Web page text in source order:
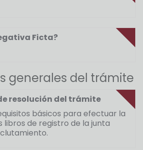
Ficta?
generales del trámite
resolución del trámite
básicos para efectuar la
libros de registro de la junta